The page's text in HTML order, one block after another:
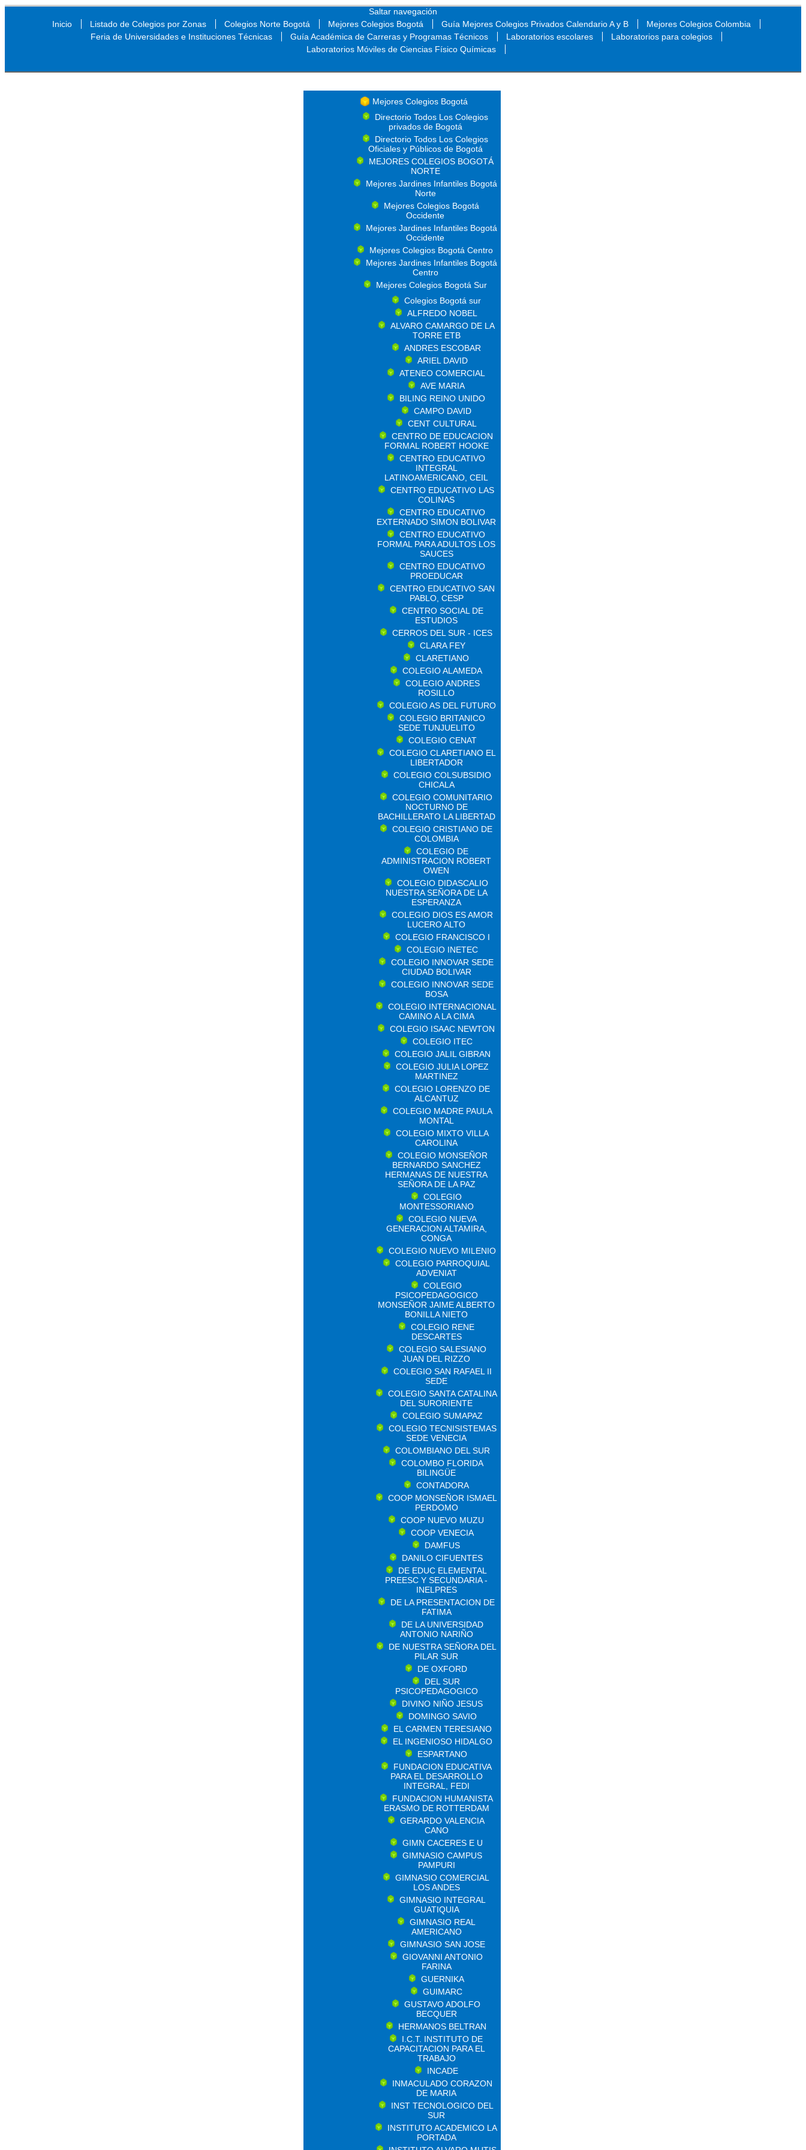
Saltar navegación
Inicio
Listado de Colegios por Zonas Colegios Norte Bogotá Mejores Colegios Bogotá Guía Mejores Colegios Privados Calendario A y B
Mejores Colegios Colombia
Feria de Universidades e Instituciones Técnicas
Guía Académica de Carreras y Programas Técnicos Laboratorios escolares
Laboratorios para colegios
Laboratorios Móviles de Ciencias Físico Químicas
Mejores Colegios Bogotá
Directorio Todos Los Colegios
privados de Bogotá
Directorio Todos Los Colegios
Oficiales y Públicos de Bogotá
MEJORES COLEGIOS BOGOTÁ
NORTE
Mejores Jardines Infantiles Bogotá
Norte
Mejores Colegios Bogotá
Occidente
Mejores Jardines Infantiles Bogotá
Occidente
Mejores Colegios Bogotá Centro
Mejores Jardines Infantiles Bogotá
Centro
Mejores Colegios Bogotá Sur
Colegios Bogotá sur
ALFREDO NOBEL
ALVARO CAMARGO DE LA
TORRE ETB
ANDRES ESCOBAR
ARIEL DAVID
ATENEO COMERCIAL
AVE MARIA
BILING REINO UNIDO
CAMPO DAVID
CENT CULTURAL
CENTRO DE EDUCACION
FORMAL ROBERT HOOKE
CENTRO EDUCATIVO
INTEGRAL
LATINOAMERICANO, CEIL
CENTRO EDUCATIVO LAS
COLINAS
CENTRO EDUCATIVO
EXTERNADO SIMON BOLIVAR
CENTRO EDUCATIVO
FORMAL PARA ADULTOS LOS
SAUCES
CENTRO EDUCATIVO
PROEDUCAR
CENTRO EDUCATIVO SAN
PABLO, CESP
CENTRO SOCIAL DE
ESTUDIOS
CERROS DEL SUR - ICES
CLARA FEY
CLARETIANO
COLEGIO ALAMEDA
COLEGIO ANDRES
ROSILLO
COLEGIO AS DEL FUTURO
COLEGIO BRITANICO
SEDE TUNJUELITO
COLEGIO CENAT
COLEGIO CLARETIANO EL
LIBERTADOR
COLEGIO COLSUBSIDIO
CHICALA
COLEGIO COMUNITARIO
NOCTURNO DE
BACHILLERATO LA LIBERTAD
COLEGIO CRISTIANO DE
COLOMBIA
COLEGIO DE
ADMINISTRACION ROBERT
OWEN
COLEGIO DIDASCALIO
NUESTRA SEÑORA DE LA
ESPERANZA
COLEGIO DIOS ES AMOR
LUCERO ALTO
COLEGIO FRANCISCO I
COLEGIO INETEC
COLEGIO INNOVAR SEDE
CIUDAD BOLIVAR
COLEGIO INNOVAR SEDE
BOSA
COLEGIO INTERNACIONAL
CAMINO A LA CIMA
COLEGIO ISAAC NEWTON
COLEGIO ITEC
COLEGIO JALIL GIBRAN
COLEGIO JULIA LOPEZ
MARTINEZ
COLEGIO LORENZO DE
ALCANTUZ
COLEGIO MADRE PAULA
MONTAL
COLEGIO MIXTO VILLA
CAROLINA
COLEGIO MONSEÑOR
BERNARDO SANCHEZ
HERMANAS DE NUESTRA
SEÑORA DE LA PAZ
COLEGIO
MONTESSORIANO
COLEGIO NUEVA
GENERACION ALTAMIRA,
CONGA
COLEGIO NUEVO MILENIO
COLEGIO PARROQUIAL
ADVENIAT
COLEGIO
PSICOPEDAGOGICO
MONSEÑOR JAIME ALBERTO
BONILLA NIETO
COLEGIO RENE
DESCARTES
COLEGIO SALESIANO
JUAN DEL RIZZO
COLEGIO SAN RAFAEL II
SEDE
COLEGIO SANTA CATALINA
DEL SURORIENTE
COLEGIO SUMAPAZ
COLEGIO TECNISISTEMAS
SEDE VENECIA
COLOMBIANO DEL SUR
COLOMBO FLORIDA
BILINGÜE
CONTADORA
COOP MONSEÑOR ISMAEL
PERDOMO
COOP NUEVO MUZU
COOP VENECIA
DAMFUS
DANILO CIFUENTES
DE EDUC ELEMENTAL
PREESC Y SECUNDARIA -
INELPRES
DE LA PRESENTACION DE
FATIMA
DE LA UNIVERSIDAD
ANTONIO NARIÑO
DE NUESTRA SEÑORA DEL
PILAR SUR
DE OXFORD
DEL SUR
PSICOPEDAGOGICO
DIVINO NIÑO JESUS
DOMINGO SAVIO
EL CARMEN TERESIANO
EL INGENIOSO HIDALGO
ESPARTANO
FUNDACION EDUCATIVA
PARA EL DESARROLLO
INTEGRAL, FEDI
FUNDACION HUMANISTA
ERASMO DE ROTTERDAM
GERARDO VALENCIA
CANO
GIMN CACERES E U
GIMNASIO CAMPUS
PAMPURI
GIMNASIO COMERCIAL
LOS ANDES
GIMNASIO INTEGRAL
GUATIQUIA
GIMNASIO REAL
AMERICANO
GIMNASIO SAN JOSE
GIOVANNI ANTONIO
FARINA
GUERNIKA
GUIMARC
GUSTAVO ADOLFO
BECQUER
HERMANOS BELTRAN
I.C.T. INSTITUTO DE
CAPACITACION PARA EL
TRABAJO
INCADE
INMACULADO CORAZON
DE MARIA
INST TECNOLOGICO DEL
SUR
INSTITUTO ACADEMICO LA
PORTADA